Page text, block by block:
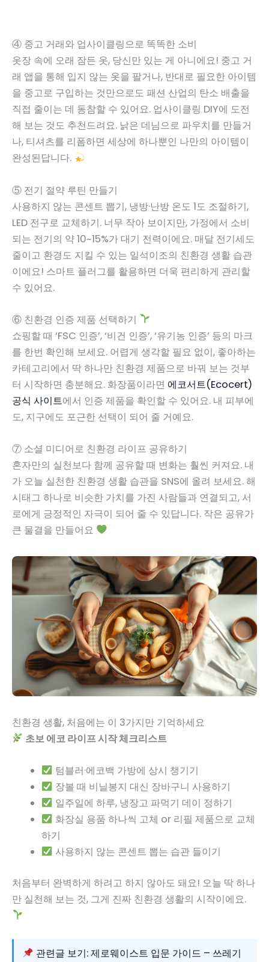
④ 중고 거래와 업사이클링으로 똑똑한 소비
옷장 속에 오래 잠든 옷, 당신만 있는 게 아니에요! 중고 거
래 앱을 통해 입지 않는 옷을 팔거나, 반대로 필요한 아이템
을 중고로 구입하는 것만으로도 패션 산업의 탄소 배출을
직접 줄이는 데 동참할 수 있어요. 업사이클링 DIY에 도전
해 보는 것도 추천드려요. 낡은 데님으로 파우치를 만들거
나, 티셔츠를 리폼하면 세상에 하나뿐인 나만의 아이템이
완성된답니다.
⑤ 전기 절약 루틴 만들기
사용하지 않는 콘센트 뽑기, 냉방·난방 온도 1도 조절하기,
LED 전구로 교체하기. 너무 작아 보이지만, 가정에서 소비
되는 전기의 약 10~15%가 대기 전력이에요. 매달 전기세도
줄이고 환경도 지킬 수 있는 일석이조의 친환경 생활 습관
이에요! 스마트 플러그를 활용하면 더욱 편리하게 관리할
수 있어요.
⑥ 친환경 인증 제품 선택하기
쇼핑할 때 ‘FSC 인증’, ‘비건 인증’, ‘유기농 인증’ 등의 마크
를 한번 확인해 보세요. 어렵게 생각할 필요 없이, 좋아하는
카테고리에서 딱 하나만 친환경 제품으로 바꿔 보는 것부
터 시작하면 충분해요. 화장품이라면 에코서트(Ecocert)
공식 사이트에서 인증 제품을 확인할 수 있어요. 내 피부에
도, 지구에도 포근한 선택이 되어 줄 거예요.
⑦ 소셜 미디어로 친환경 라이프 공유하기
혼자만의 실천보다 함께 공유할 때 변화는 훨씬 커져요. 내
가 오늘 실천한 친환경 생활 습관을 SNS에 올려 보세요. 해
시태그 하나로 비슷한 가치를 가진 사람들과 연결되고, 서
로에게 긍정적인 자극이 되어 줄 수 있답니다. 작은 공유가
큰 물결을 만들어요
친환경 생활, 처음에는 이 3가지만 기억하세요
초보 에코 라이프 시작 체크리스트
텀블러·에코백 가방에 상시 챙기기
장볼 때 비닐봉지 대신 장바구니 사용하기
일주일에 하루, 냉장고 파먹기 데이 정하기
화장실 용품 하나씩 고체 or 리필 제품으로 교체
하기
사용하지 않는 콘센트 뽑는 습관 들이기
처음부터 완벽하게 하려고 하지 않아도 돼요! 오늘 딱 하나
만 실천해 보는 것, 그게 진짜 친환경 생활의 시작이에요.
관련글 보기: 제로웨이스트 입문 가이드 – 쓰레기